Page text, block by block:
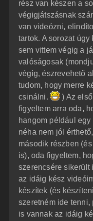
ó
l
s
rész van készen a
végigjátszásnak
van videózni,
tartok. A sorozat
sem vittem végig a
valóságosak
végig, észrevehető
tudom, hogy merre
csinálni.
) Az első
figyeltem arra oda,
hangom például
néha nem jól
második részben
is), oda figyeltem,
szerencsére sikerült
az idáig kész
készítek (és
szeretném ide tenni,
is vannak az idáig